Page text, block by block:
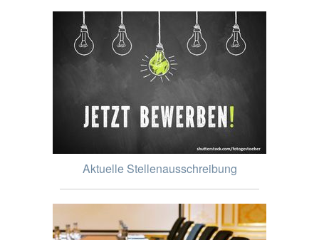
Aktuelle Stellenausschreibung